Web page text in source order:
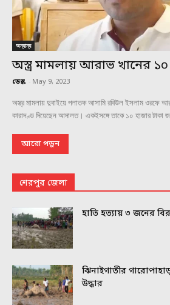
অন্যান্য
অস্ত্র মামলায় আরাভ খানের
ডেস্ক - May 9, 2023
অস্ত্র মামলায় দুবাইয়ে পলাতক আসামি রবিউল ইসলাম ওরফে
কারাদণ্ড দিয়েছেন আদালত। একইসঙ্গে তাকে ১০ হাজার টাকা
আরো পড়ুন
শেরপুর জেলা
হাতি হত্যায় ৩ জনের
ঝিনাইগাতীর
উদ্ধার